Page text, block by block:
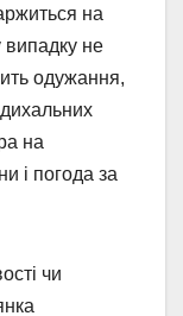
на
випадку не
одужання,
на
і погода за
чи